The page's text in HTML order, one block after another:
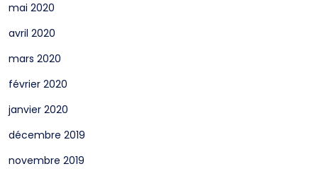
mai 2020
avril 2020
mars 2020
février 2020
janvier 2020
décembre 2019
novembre 2019